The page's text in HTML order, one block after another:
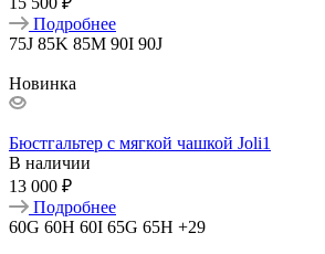
Подробнее
75J 85K 85M 90I 90J
Новинка
Бюстгальтер с мягкой чашкой Joli1
В наличии
13 000 ₽
Подробнее
60G 60H 60I 65G 65H +29